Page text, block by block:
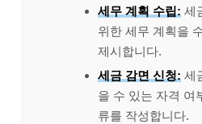
세무 계획 수립: 세
위한 세무 계획을
제시합니다.
세금 감면 신청: 세
을 수 있는 자격 여
류를 작성합니다.